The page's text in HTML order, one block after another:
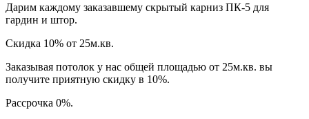
Дарим каждому заказавшему скрытый карниз ПК-5 для
гардин и штор.
Скидка 10% от 25м.кв.
Заказывая потолок у нас общей площадью от 25м.кв. вы
получите приятную скидку в 10%.
Рассрочка 0%.